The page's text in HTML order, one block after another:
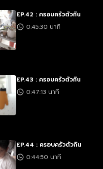
EP.42 : ครอบครัวตัวกิน
0:45:30 นาที
EP.43 : ครอบครัวตัวกิน
0:47:13 นาที
EP.44 : ครอบครัวตัวกิน
0:44:50 นาที